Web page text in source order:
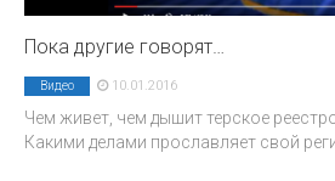
Пока другие говорят…
Видео 10.01.2016
Чем живет, чем дышит терское
Какими делами прославляет свой